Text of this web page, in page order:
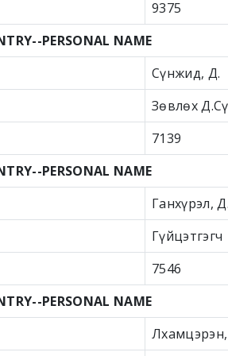
9375
PERSONAL NAME
Сүнжид, Д.
Зөвлөх
7139
PERSONAL NAME
Ганхүрэл, Д.
Гүйцэтгэгч
7546
PERSONAL NAME